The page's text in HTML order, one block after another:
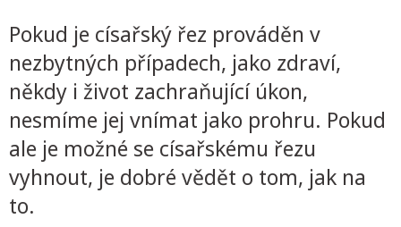
Pokud je císařský řez prováděn v
nezbytných případech, jako zdraví,
někdy i život zachraňující úkon,
nesmíme jej vnímat jako prohru. Pokud
ale je možné se císařskému řezu
vyhnout, je dobré vědět o tom, jak na
to.